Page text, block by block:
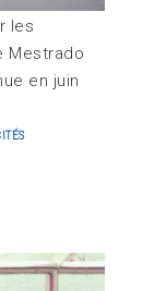
les
Mestrado
en juin